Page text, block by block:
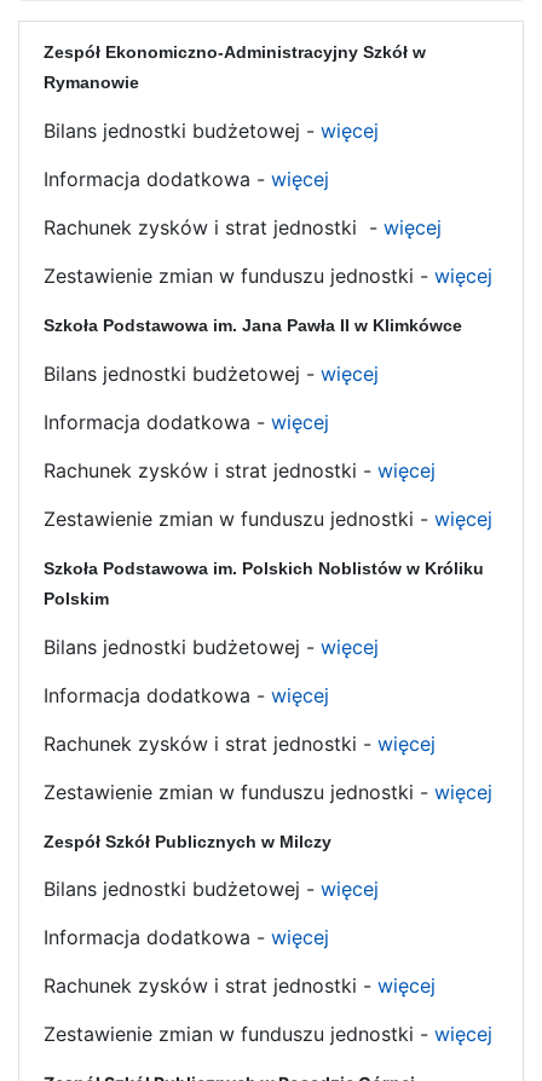
Zespół Ekonomiczno-Administracyjny Szkół w
Rymanowie
Bilans jednostki budżetowej - więcej
Informacja dodatkowa - więcej
Rachunek zysków i strat jednostki - więcej
Zestawienie zmian w funduszu jednostki - więcej
Szkoła Podstawowa im. Jana Pawła II w Klimkówce
Bilans jednostki budżetowej - więcej
Informacja dodatkowa - więcej
Rachunek zysków i strat jednostki - więcej
Zestawienie zmian w funduszu jednostki - więcej
Szkoła Podstawowa im. Polskich Noblistów w Króliku
Polskim
Bilans jednostki budżetowej - więcej
Informacja dodatkowa - więcej
Rachunek zysków i strat jednostki - więcej
Zestawienie zmian w funduszu jednostki - więcej
Zespół Szkół Publicznych w Milczy
Bilans jednostki budżetowej - więcej
Informacja dodatkowa - więcej
Rachunek zysków i strat jednostki - więcej
Zestawienie zmian w funduszu jednostki - więcej